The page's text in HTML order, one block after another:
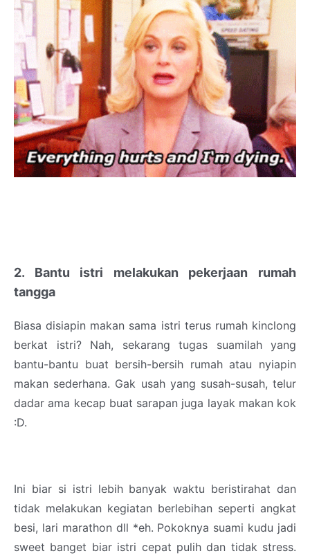
2. Bantu istri melakukan pekerjaan rumah
tangga
Biasa disiapin makan sama istri terus rumah kinclong
berkat istri? Nah, sekarang tugas suamilah yang
bantu-bantu buat bersih-bersih rumah atau nyiapin
makan sederhana. Gak usah yang susah-susah, telur
dadar ama kecap buat sarapan juga layak makan kok
:D.
Ini biar si istri lebih banyak waktu beristirahat dan
tidak melakukan kegiatan berlebihan seperti angkat
besi, lari marathon dll *eh. Pokoknya suami kudu jadi
sweet banget biar istri cepat pulih dan tidak stress.